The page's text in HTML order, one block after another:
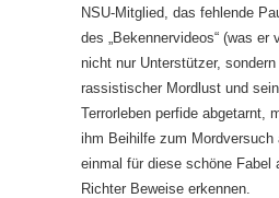
NSU-Mitglied, das fehlende
des „Bekennervideos“ (was er
nicht nur Unterstützer,
rassistischer Mordlust und
Terrorleben perfide abgetarnt,
ihm Beihilfe zum Mordversuch
einmal für diese schöne Fabel
Richter Beweise erkennen.